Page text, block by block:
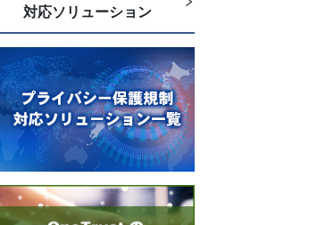
対応ソリューション